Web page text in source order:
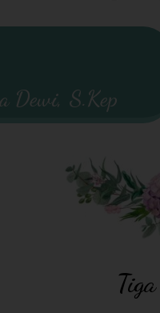
Dewi, S.Kep